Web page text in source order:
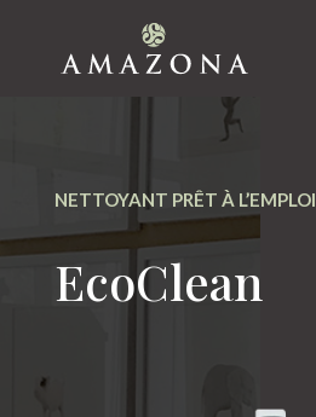
NETTOYANT PRÊT À L’EMPLOI
EcoClean